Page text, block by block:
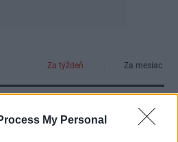
My Personal
Za týždeň Za mesiac
majú bývanie presne podľa
je všetko pre ich život i